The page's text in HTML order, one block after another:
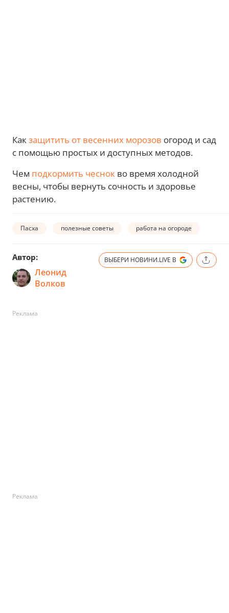
Какзащитить от весенних морозов огород и сад
с помощью простых и доступных методов.
Чем подкормить чеснок во время холодной
весны, чтобы вернуть сочность и здоровье
растению.
Пасха полезные советы работа на огороде
Автор:
Леонид
Волков
ВЫБЕРИ НОВИНИ.LIVE В
Реклама
Реклама